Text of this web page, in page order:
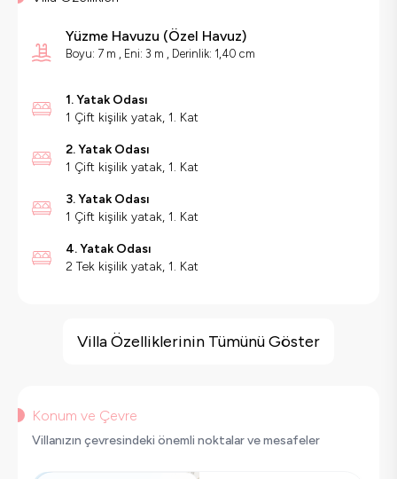
Yüzme Havuzu (Özel Havuz)
Boyu: 7 m , Eni: 3 m , Derinlik: 1,40 cm
1. Yatak Odası
1 Çift kişilik yatak, 1. Kat
2. Yatak Odası
1 Çift kişilik yatak, 1. Kat
3. Yatak Odası
1 Çift kişilik yatak, 1. Kat
4. Yatak Odası
2 Tek kişilik yatak, 1. Kat
Salıncak
Çamaşır Makinesi
Buzdolabı
Villa Özelliklerinin Tümünü Göster
Konum ve Çevre
Villanızın çevresindeki önemli noktalar ve mesafeler